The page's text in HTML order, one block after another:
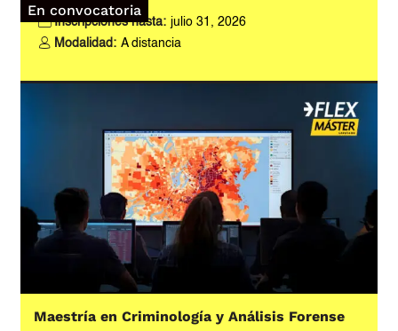
En convocatoria
Inscripciones hasta: julio 31, 2026
Modalidad: A distancia
Maestría en Criminología y Análisis Forense